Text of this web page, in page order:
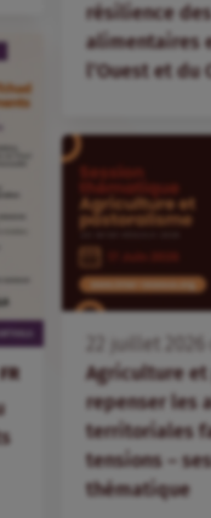
résilience
alimentaires
l’Ouest et du
FR
juillet
Agriculture et
repenser les
territoriales
tensions –
thématique